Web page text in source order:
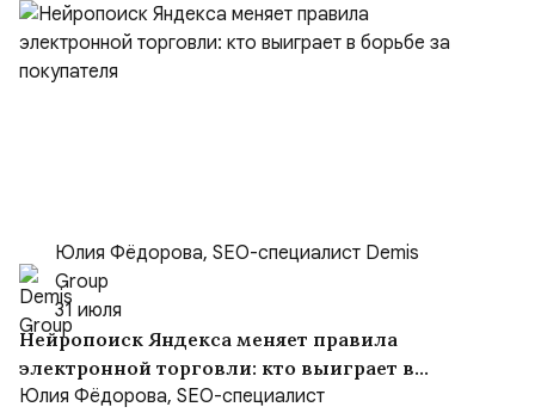
Юлия Фёдорова, SEO-специалист Demis
Group
31 июля
Нейропоиск Яндекса меняет правила
электронной торговли: кто выиграет в
борьбе за покупателя
Юлия Фёдорова, SEO-специалист